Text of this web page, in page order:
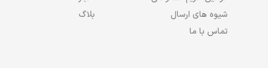
شیوه های ارسال
تماس با ما
بلاگ